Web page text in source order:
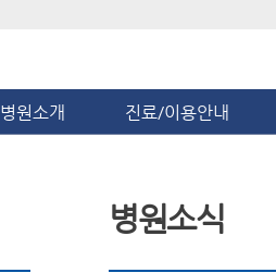
병원소개 진료/이용안내
병원소식